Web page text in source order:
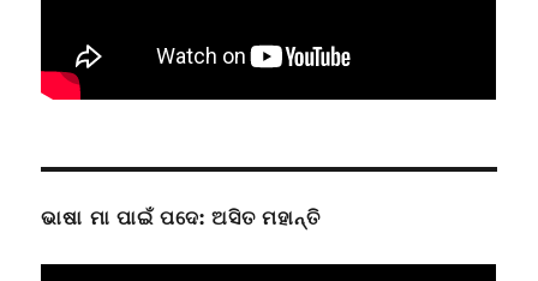
ଭାଷା ମା ପାଇଁ ପଦେ: ଅସିତ ମହାନ୍ତି